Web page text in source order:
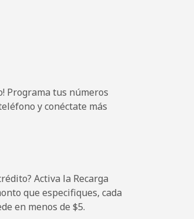
Programa tus números
y conéctate más
Activa la Recarga
que especifiques, cada
en menos de ⁦$5⁩.